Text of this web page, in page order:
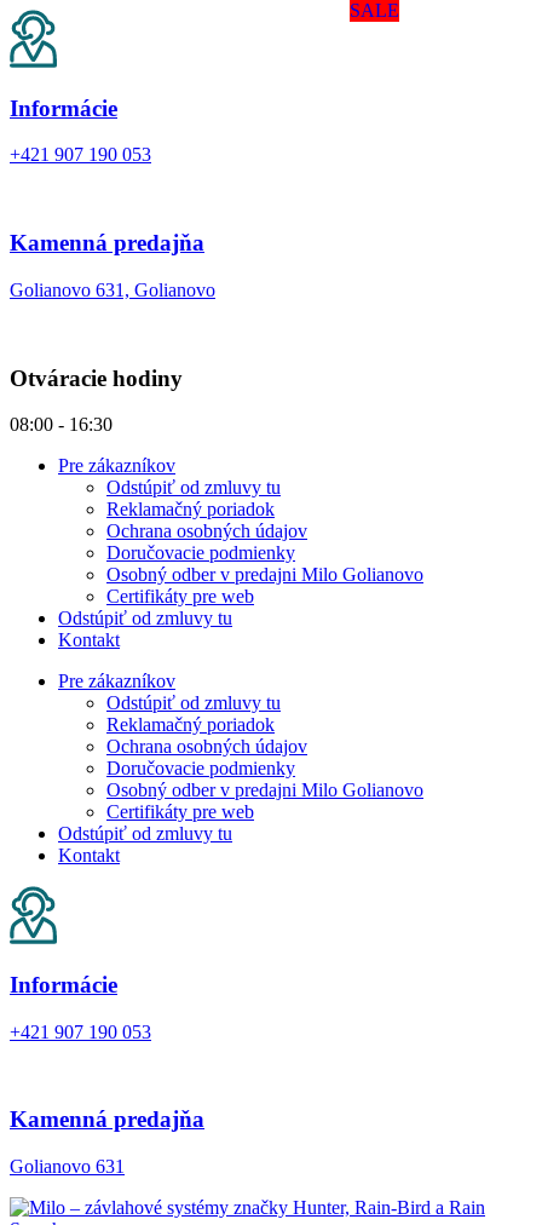
Informácie
+421 907 190 053
Kamenná predajňa
Golianovo 631, Golianovo
Otváracie hodiny
08:00 - 16:30
Pre zákazníkov
Odstúpiť od zmluvy tu
Reklamačný poriadok
Ochrana osobných údajov
Doručovacie podmienky
Osobný odber v predajni Milo Golianovo
Certifikáty pre web
Odstúpiť od zmluvy tu
Kontakt
Pre zákazníkov
Odstúpiť od zmluvy tu
Reklamačný poriadok
Ochrana osobných údajov
Doručovacie podmienky
Osobný odber v predajni Milo Golianovo
Certifikáty pre web
Odstúpiť od zmluvy tu
Kontakt
Informácie
+421 907 190 053
Kamenná predajňa
Golianovo 631
SALE